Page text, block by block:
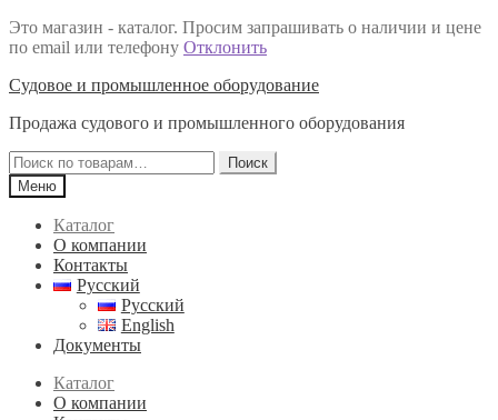
Это магазин - каталог. Просим запрашивать о наличии и цене
по email или телефону Отклонить
Перейти
навигации
Перейти
содержимому
Судовое и промышленное оборудование
Продажа судового и промышленного оборудования
Искать:
Поиск
Меню
Каталог
О компании
Контакты
Русский
Русский
English
Документы
Каталог
О компании